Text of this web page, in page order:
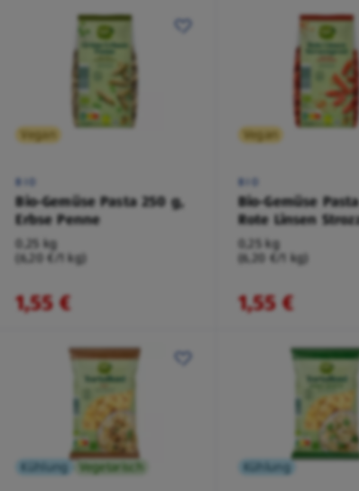
Vegan
BIO
Bio-Gemüse Pasta 250 g,
Erbse Penne
0,25 kg
(6,20 €/1 kg)
1,55 €
Vegan
BIO
Bio-Gemüse
Rote Linsen
0,25 kg
(6,20 €/1 kg)
1,55 €
Kühlung Vegetarisch Kühlung